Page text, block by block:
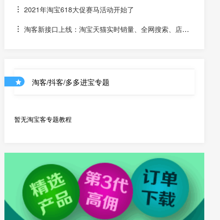
金的宝贝该如何计算佣金
2021年淘宝618大促赛马活动开始了
淘客新接口上线：淘宝天猫实时销量、全网搜索、店铺
淘客/抖客/多多进宝专题
暂无淘宝客专题教程